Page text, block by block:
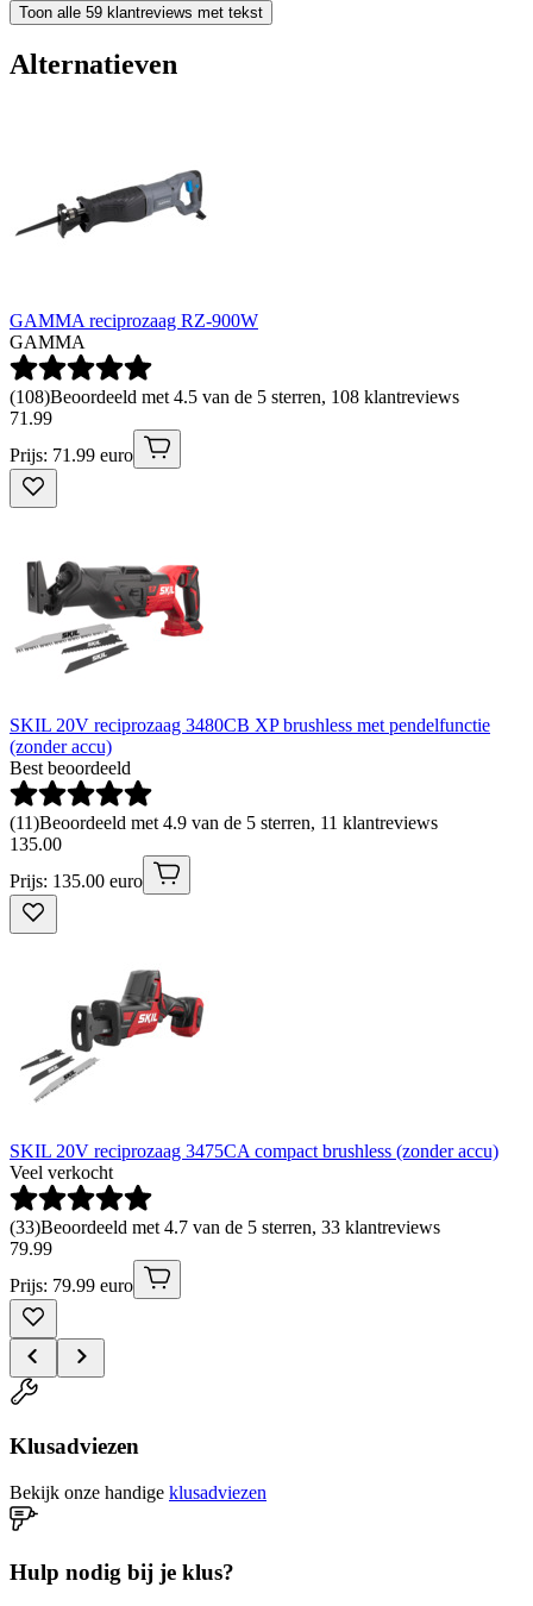
Toon alle 59 klantreviews met tekst
Alternatieven
GAMMA reciprozaag RZ-900W
GAMMA
(108)Beoordeeld met 4.5 van de 5 sterren, 108 klantreviews
71.99
Prijs: 71.99 euro
SKIL 20V reciprozaag 3480CB XP brushless met pendelfunctie
(zonder accu)
Best beoordeeld
(11)Beoordeeld met 4.9 van de 5 sterren, 11 klantreviews
135.00
Prijs: 135.00 euro
SKIL 20V reciprozaag 3475CA compact brushless (zonder accu)
Veel verkocht
(33)Beoordeeld met 4.7 van de 5 sterren, 33 klantreviews
79.99
Prijs: 79.99 euro
Klusadviezen
Bekijk onze handige klusadviezen
Hulp nodig bij je klus?